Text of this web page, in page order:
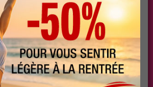
PLUS
SANTÉ
PLUS
COACHING